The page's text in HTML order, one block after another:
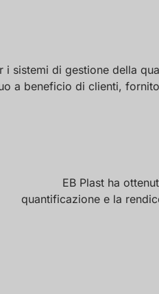
i sistemi di gestione della
a beneficio di clienti,
EB Plast ha
quantificazione e la